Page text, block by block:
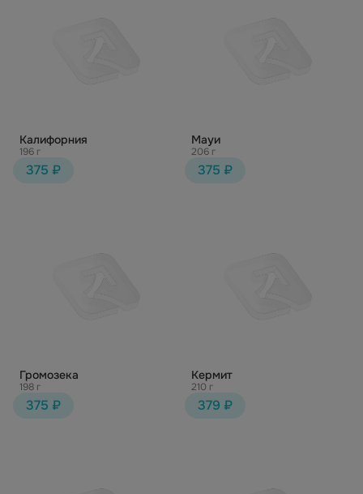
Калифорния
196 г
375 ₽
Мауи
206 г
375 ₽
Громозека
198 г
375 ₽
Кермит
210 г
379 ₽